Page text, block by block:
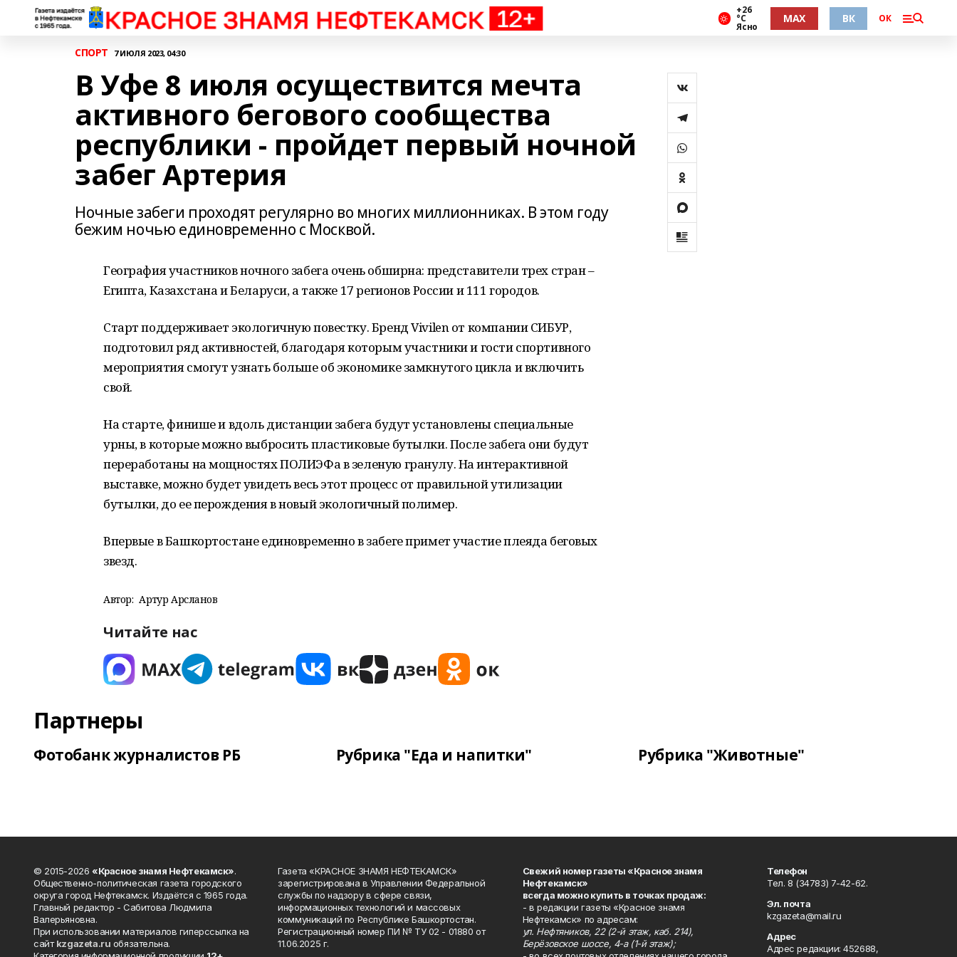
+26
°С
Ясно
MAX ВК ОК
СПОРТ 7 ИЮЛЯ 2023, 04:30
В Уфе 8 июля осуществится мечта
активного бегового сообщества
республики - пройдет первый ночной
забег Артерия
Ночные забеги проходят регулярно во многих миллионниках. В этом году
бежим ночью единовременно с Москвой.
География участников ночного забега очень обширна: представители трех стран –
Египта, Казахстана и Беларуси, а также 17 регионов России и 111 городов.
Старт поддерживает экологичную повестку. Бренд Vivilen от компании СИБУР,
подготовил ряд активностей, благодаря которым участники и гости спортивного
мероприятия смогут узнать больше об экономике замкнутого цикла и включить
свой.
На старте, финише и вдоль дистанции забега будут установлены специальные
урны, в которые можно выбросить пластиковые бутылки. После забега они будут
переработаны на мощностях ПОЛИЭФа в зеленую гранулу. На интерактивной
выставке, можно будет увидеть весь этот процесс от правильной утилизации
бутылки, до ее перождения в новый экологичный полимер.
Впервые в Башкортостане единовременно в забеге примет участие плеяда беговых
звезд.
Автор: Артур Арсланов
Читайте нас
Партнеры
Фотобанк журналистов РБ Рубрика "Еда и напитки" Рубрика "Животные"
© 2015-2026 «Красное знамя Нефтекамск».
Общественно-политическая газета городского
округа город Нефтекамск. Издаётся с 1965 года.
Главный редактор - Сабитова Людмила
Валерьяновна.
При использовании материалов гиперссылка на
сайтkzgazeta.ru обязательна.
Газета «КРАСНОЕ ЗНАМЯ НЕФТЕКАМСК»
зарегистрирована в Управлении Федеральной
службы по надзору в сфере связи,
информационных технологий и массовых
коммуникаций по Республике Башкортостан.
Регистрационный номер ПИ № ТУ 02 - 01880 от
11.06.2025 г.
Свежий номер газеты «Красное знамя
Нефтекамск»
всегда можно купить в точках продаж:
- в редакции газеты «Красное знамя
Нефтекамск» по адресам:
ул. Нефтяников, 22 (2-й этаж, каб. 214),
Берёзовское шоссе, 4-а (1-й этаж);
Телефон
Тел. 8 (34783) 7-42-62.
Эл. почта
kzgazeta@mail.ru
Адрес
Адрес редакции: 452688,